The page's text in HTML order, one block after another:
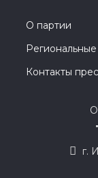
О партии
Контакты
г.